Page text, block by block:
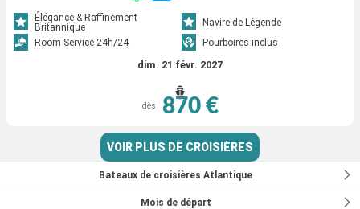
Élégance & Raffinement
Britannique
Navire de Légende
Room Service 24h/24
Pourboires inclus
dim. 21 févr. 2027
dès 870 €
VOIR PLUS DE CROISIÈRES
Bateaux de croisières Atlantique
Mois de départ